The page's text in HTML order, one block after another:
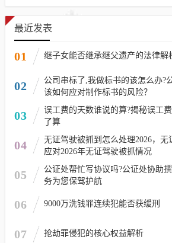
最近发表
01 继子女能否继承继父遗产的法律解
02
公司串标了,我做标书的该怎么办?
该如何应对制作标书的风险？
03
误工费的天数谁说的算?揭秘误工
了算
04
无证驾驶被抓到怎么处理2026，
应对2026年无证驾驶被抓情况
05
公证处帮忙写协议吗?公证处协助
务为您保驾护航
06 9000万洗钱罪连续犯能否获缓刑
07 抢劫罪侵犯的核心权益解析